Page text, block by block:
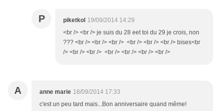
P piketkol 19/09/2014 14:29
<br /> <br /> je suis du 28 eet toi du 29 je crois, non
??? <br /> <br /> <br /> <br /> <br /> <br /> bises<br
/> <br /> <br /> <br /> <br /> <br /> <br />
A anne marie 18/09/2014 17:33
c'est un peu tard mais...Bon anniversaire quand même!